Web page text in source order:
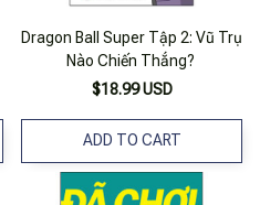
Dragon Ball Super Tập 2: Vũ Trụ
Nào Chiến Thắng?
$18.99 USD
ADD TO CART